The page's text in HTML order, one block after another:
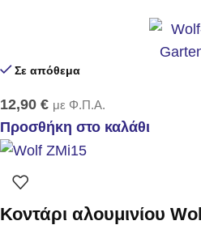
Σε απόθεμα
12,90 € με Φ.Π.Α.
Προσθήκη στο καλάθι
Κοντάρι αλουμινίου